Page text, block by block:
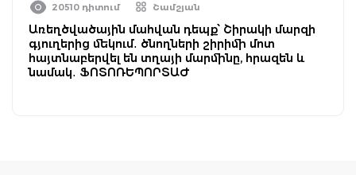
20510 դիտում Շամշյան
Առեղծվածային մահվան դեպք՝ Շիրակի մարզի
գյուղերից մեկում․ ծնողների շիրիմի մոտ
հայտնաբերվել են տղայի մարմինը, հրազեն և
նամակ․ ՖՈՏՈՌԵՊՈՐՏԱԺ